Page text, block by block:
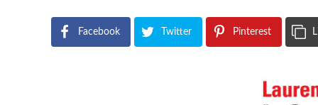
Facebook Twitter Pinterest